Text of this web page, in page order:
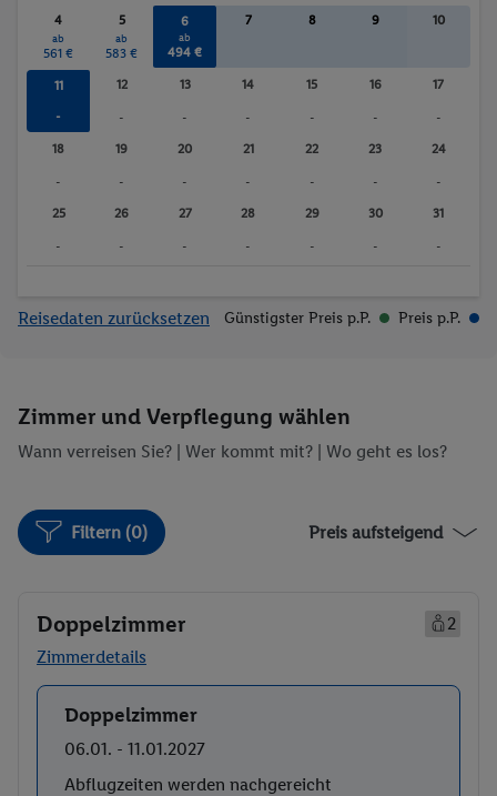
4
ab
561 €
5
ab
583 €
6
ab
494 €
7 8 9 10
11
-
12
-
13
-
14
-
15
-
16
-
17
-
18
-
19
-
20
-
21
-
22
-
23
-
24
-
25
-
26
-
27
-
28
-
29
-
30
-
31
-
Reisedaten zurücksetzen Günstigster Preis p.P. Preis p.P.
Zimmer und Verpflegung wählen
Wann verreisen Sie? | Wer kommt mit? | Wo geht es los?
Filtern (0) Preis aufsteigend
Doppelzimmer
2
Zimmerdetails
Buchen
Doppelzimmer
06.01. - 11.01.2027
Abflugzeiten werden nachgereicht